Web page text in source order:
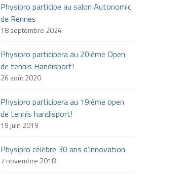
Physipro participe au salon Autonomic
de Rennes
18 septembre 2024
Physipro participera au 20ième Open
de tennis Handisport!
26 août 2020
Physipro participera au 19ième open
de tennis handisport!
19 juin 2019
Physipro célèbre 30 ans d’innovation
7 novembre 2018